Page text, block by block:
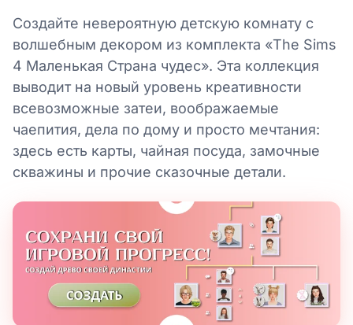
Создайте невероятную детскую комнату с
волшебным декором из комплекта «The Sims
4 Маленькая Страна чудес». Эта коллекция
выводит на новый уровень креативности
всевозможные затеи, воображаемые
чаепития, дела по дому и просто мечтания:
здесь есть карты, чайная посуда, замочные
скважины и прочие сказочные детали.